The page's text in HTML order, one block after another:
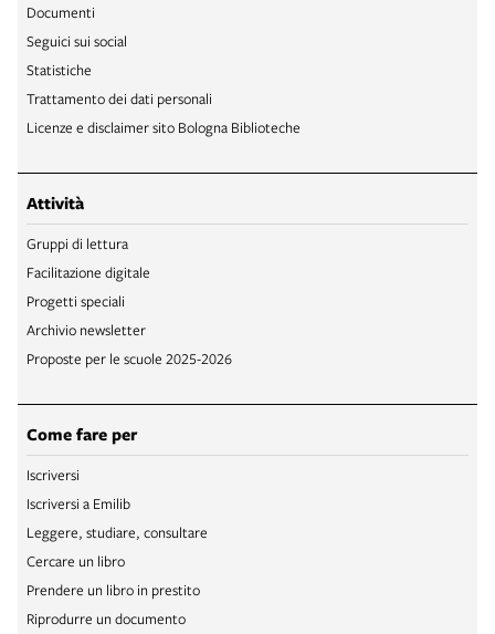
Documenti
Seguici sui social
Statistiche
Trattamento dei dati personali
Licenze e disclaimer sito Bologna Biblioteche
Attività
Gruppi di lettura
Facilitazione digitale
Progetti speciali
Archivio newsletter
Proposte per le scuole 2025-2026
Come fare per
Iscriversi
Iscriversi a Emilib
Leggere, studiare, consultare
Cercare un libro
Prendere un libro in prestito
Riprodurre un documento